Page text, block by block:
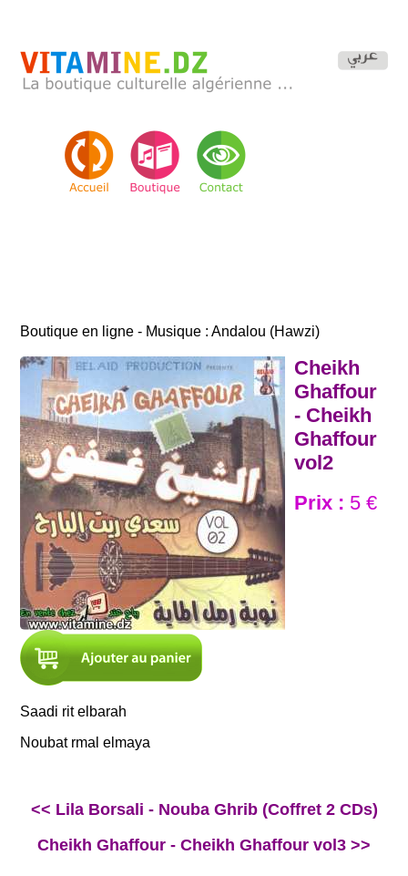
Boutique en ligne - Musique : Andalou (Hawzi)
Cheikh
Ghaffour
- Cheikh
Ghaffour
vol2
Prix : 5 €
Saadi rit elbarah
Noubat rmal elmaya
<< Lila Borsali - Nouba Ghrib (Coffret 2 CDs)
Cheikh Ghaffour - Cheikh Ghaffour vol3 >>